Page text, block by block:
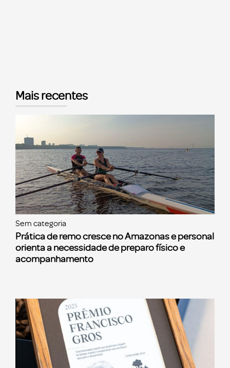
Mais recentes
Sem categoria
Prática de remo cresce no Amazonas e personal
orienta a necessidade de preparo físico e
acompanhamento